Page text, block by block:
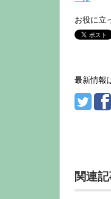
お役に立
最新情報
関連